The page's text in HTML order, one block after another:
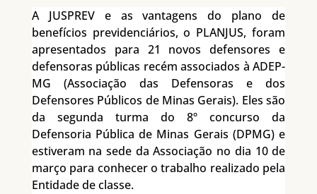
A JUSPREV e as vantagens do plano de
benefícios previdenciários, o PLANJUS, foram
apresentados para 21 novos defensores e
defensoras públicas recém associados à ADEP-
MG (Associação das Defensoras e dos
Defensores Públicos de Minas Gerais). Eles são
da segunda turma do 8º concurso da
Defensoria Pública de Minas Gerais (DPMG) e
estiveram na sede da Associação no dia 10 de
março para conhecer o trabalho realizado pela
Entidade de classe.